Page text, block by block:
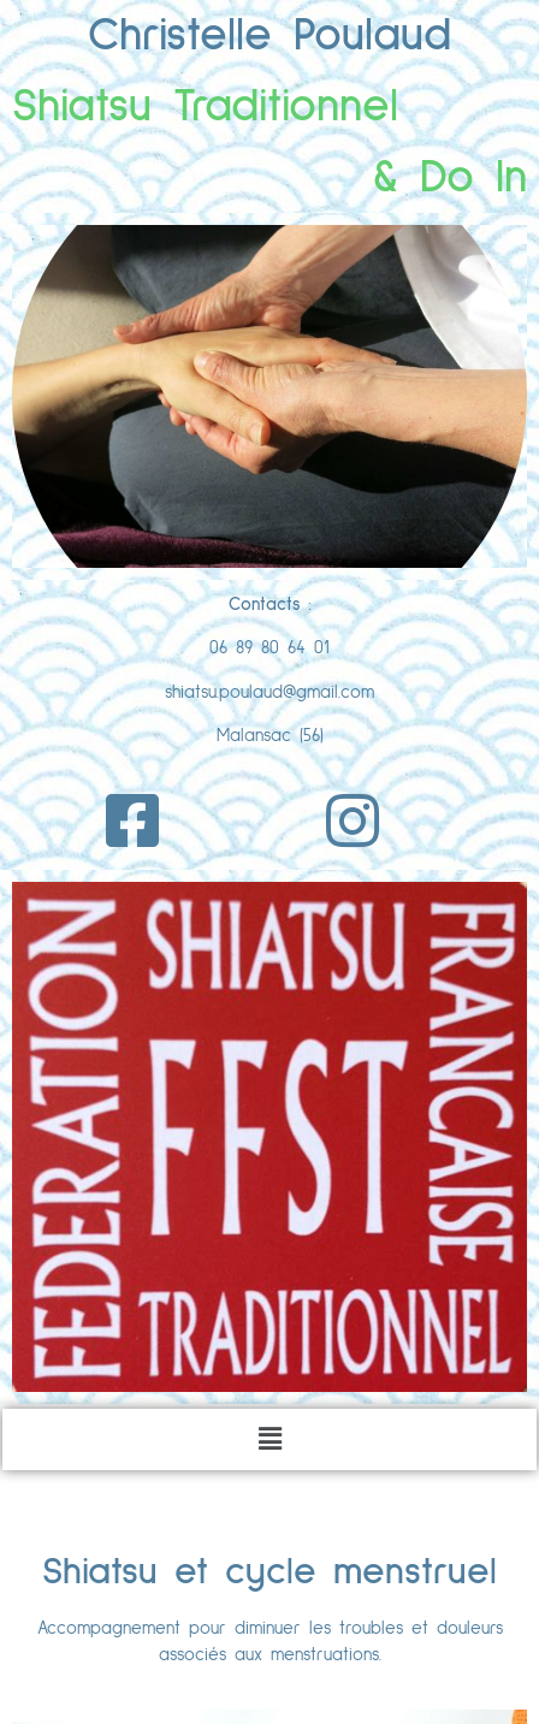
Christelle Poulaud
Shiatsu Traditionnel
& Do In
Contacts:
06 89 80 64 01
shiatsu.poulaud@gmail.com
Malansac (56)
Shiatsu et cycle menstruel
Accompagnement pour diminuer les troubles et douleurs
associés aux menstruations.